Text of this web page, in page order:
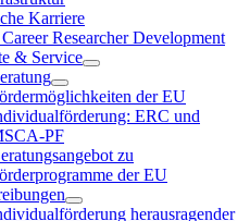
Karriere
Researcher Development
& Service
der EU
ERC und
PF
zu
der EU
herausragender